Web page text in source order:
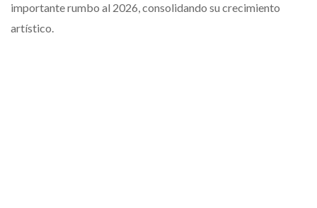
importante rumbo al 2026, consolidando su crecimiento
artístico.